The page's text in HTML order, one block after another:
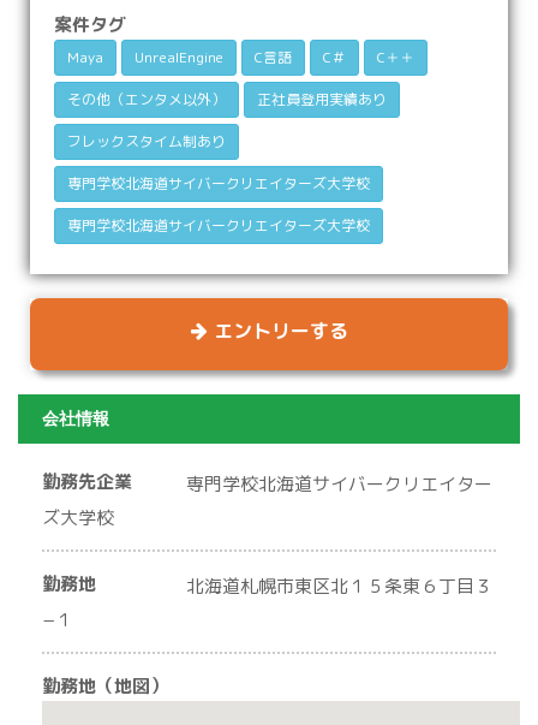
案件タグ
Maya UnrealEngine C言語 C＃ C＋＋
その他（エンタメ以外） 正社員登用実績あり
フレックスタイム制あり
専門学校北海道サイバークリエイターズ大学校
専門学校北海道サイバークリエイターズ大学校
エントリーする
会社情報
勤務先企業
専門学校北海道サイバークリエイター
ズ大学校
勤務地
北海道札幌市東区北１５条東６丁目３
−１
勤務地（地図）